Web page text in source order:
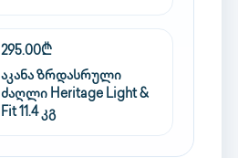
295.00₾
აკანა ზრდასრული
ძაღლი Heritage Light &
Fit 11.4 კგ